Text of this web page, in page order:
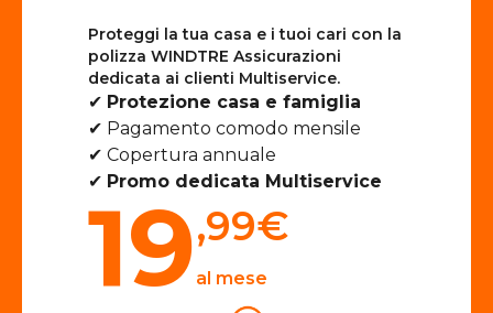
Proteggi la tua casa e i tuoi cari con la
polizza WINDTRE Assicurazioni
dedicata ai clienti Multiservice.
✔ Protezione casa e famiglia
✔ Pagamento comodo mensile
✔ Copertura annuale
✔ Promo dedicata Multiservice
19,99€
al mese